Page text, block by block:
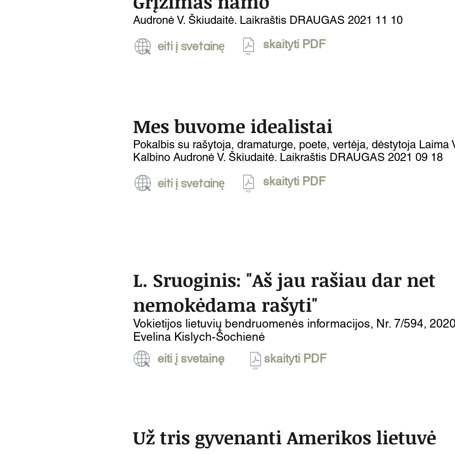
Audronė V. Škiudaitė. Laikraštis DRAUGAS 2021 11 10
skaityti PDF
eiti į svetainę
Mes buvome idealistai
Pokalbis su rašytoja, dramaturge, poete, vertėja, dėstytoja Laima
Kalbino Audronė V. Škiudaitė. Laikraštis DRAUGAS 2021 09 18
skaityti PDF
eiti į svetainę
L. Sruoginis: "Aš jau rašiau dar net
nemokėdama rašyti"
Vokietijos lietuvių bendruomenės informacijos, Nr. 7/594,
Evelina Kislych-Šochienė
eiti į svetainę
skaityti PDF
Už tris gyvenanti Amerikos lietuvė